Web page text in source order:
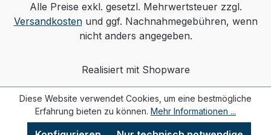
Alle Preise exkl. gesetzl. Mehrwertsteuer zzgl.
Versandkostenund ggf. Nachnahmegebühren, wenn
nicht anders angegeben.
Realisiert mit Shopware
Diese Website verwendet Cookies, um eine bestmögliche
Erfahrung bieten zu können. Mehr Informationen ...